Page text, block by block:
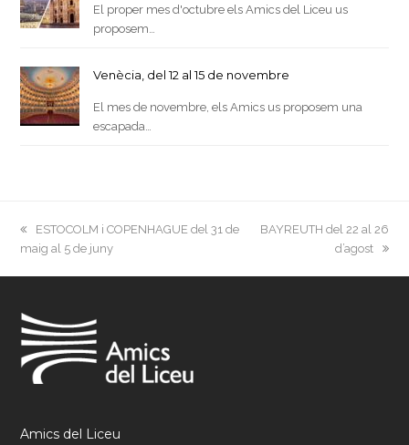
El proper mes d'octubre els Amics del Liceu us
proposem…
Venècia, del 12 al 15 de novembre
El mes de novembre, els Amics us proposem una
escapada…
previous
post:
ESTOCOLM i COPENHAGUE del 31 de
maig al 5 de juny
next
BAYREUTH del 22 al 26
d’agost
Amics del Liceu